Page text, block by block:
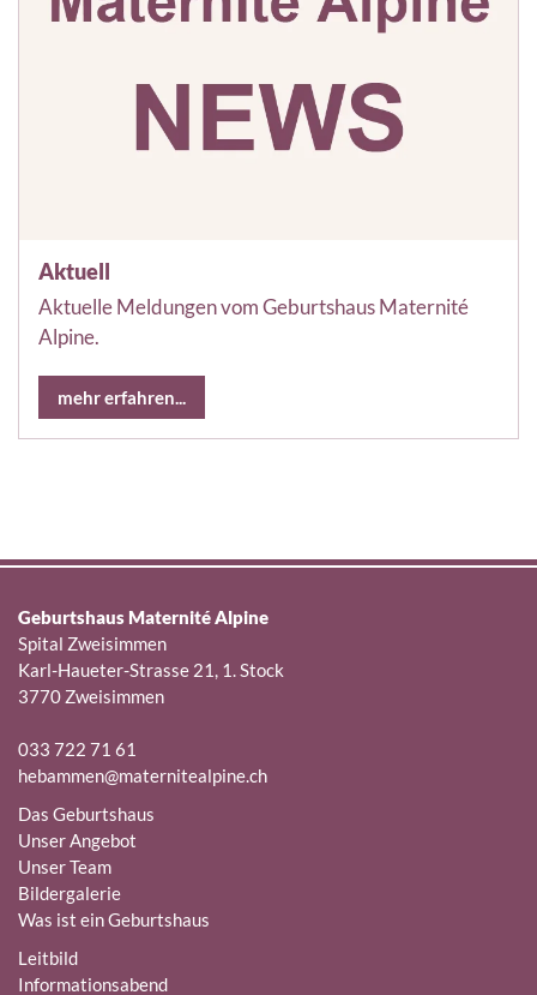
Aktuell
Aktuelle Meldungen vom Geburtshaus Maternité
Alpine.
mehr erfahren...
Geburtshaus Maternité Alpine
Spital Zweisimmen
Karl-Haueter-Strasse 21, 1. Stock
3770 Zweisimmen
033 722 71 61
hebammen@maternitealpine.ch
Das Geburtshaus
Unser Angebot
Unser Team
Bildergalerie
Was ist ein Geburtshaus
Leitbild
Informationsabend